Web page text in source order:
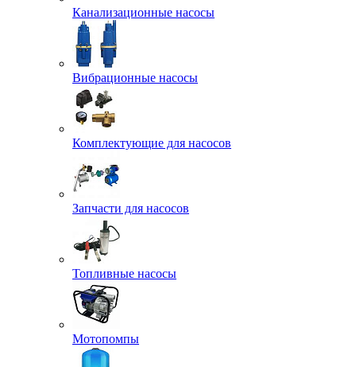
Канализационные насосы
Вибрационные насосы
Комплектующие для насосов
Запчасти для насосов
Топливные насосы
Мотопомпы